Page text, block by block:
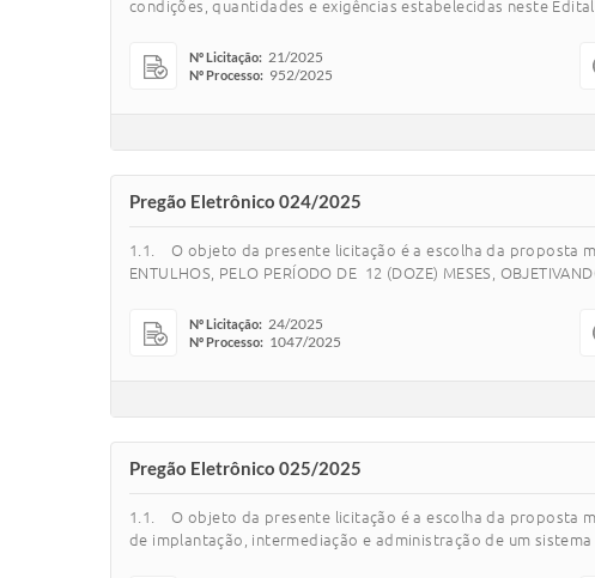
condições, quantidades e exigências estabelecidas neste Edital
Nº Licitação: 21/2025
Nº Processo: 952/2025
Pregão Eletrônico 024/2025
1.1. O objeto da presente licitação é a escolha da proposta mais
ENTULHOS, PELO PERÍODO DE 12 (DOZE) MESES,
Nº Licitação: 24/2025
Nº Processo: 1047/2025
Pregão Eletrônico 025/2025
1.1. O objeto da presente licitação é a escolha da proposta
de implantação, intermediação e administração de um